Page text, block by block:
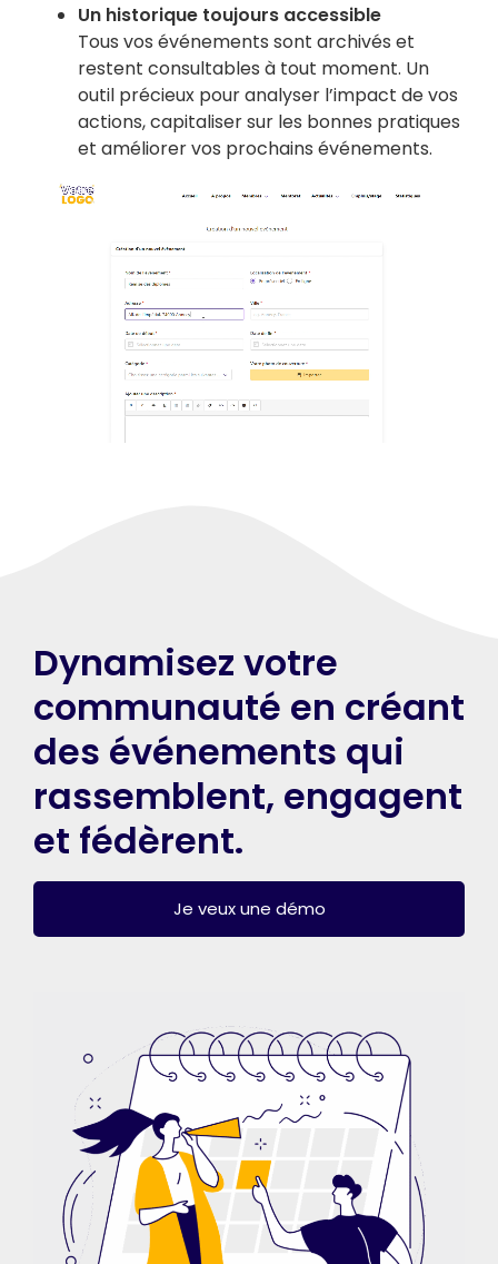
Un historique toujours accessible
Tous vos événements sont archivés et
restent consultables à tout moment. Un
outil précieux pour analyser l’impact de vos
actions, capitaliser sur les bonnes pratiques
et améliorer vos prochains événements.
Dynamisez votre
communauté en créant
des événements qui
rassemblent, engagent
et fédèrent.
Je veux une démo